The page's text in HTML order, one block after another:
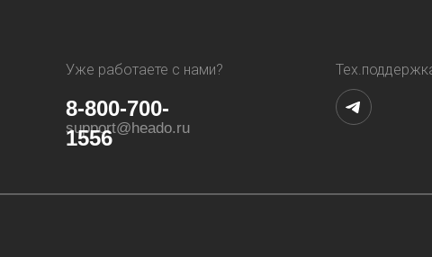
Уже работаете с нами?
support@heado.ru
8-800-700-
1556